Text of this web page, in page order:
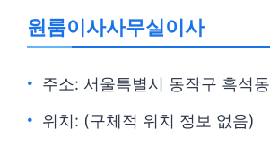
원룸이사사무실이사
주소: 서울특별시 동작구 흑석동
위치: (구체적 위치 정보 없음)